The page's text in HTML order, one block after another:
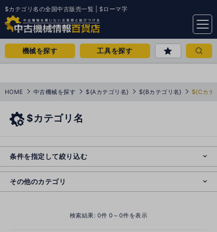
$カテゴリ名の全国中古販売一覧 | $ローマ字
menu
機械を探す 工具を探す
HOME 中古機械を探す ${Aカテゴリ名} ${Bカテゴリ名} ${Cカテ
$カテゴリ名
条件を指定して絞り込む
その他のカテゴリ
o
s
e
検索結果: 0件 0～0件を表示